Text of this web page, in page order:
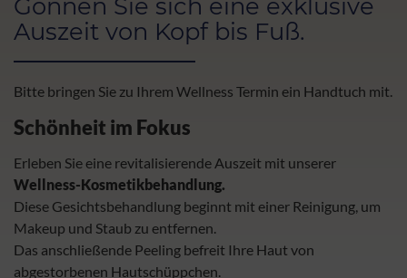
Gönnen Sie sich eine exklusive
Auszeit von Kopf bis Fuß.
Bitte bringen Sie zu Ihrem Wellness Termin ein Handtuch mit.
Schönheit im Fokus
Erleben Sie eine revitalisierende Auszeit mit unserer
Wellness-Kosmetikbehandlung.
Diese Gesichtsbehandlung beginnt mit einer Reinigung, um
Makeup und Staub zu entfernen.
Das anschließende Peeling befreit Ihre Haut von
abgestorbenen Hautschüppchen.